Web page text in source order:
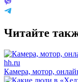
Читайте
Камера, мотор,